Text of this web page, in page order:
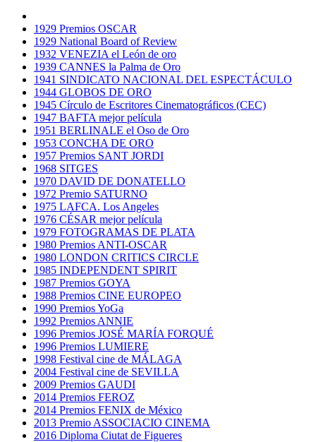
1929 Premios OSCAR
1929 National Board of Review
1932 VENEZIA el León de oro
1939 CANNES la Palma de Oro
1941 SINDICATO NACIONAL DEL ESPECTÁCULO
1944 GLOBOS DE ORO
1945 Círculo de Escritores Cinematográficos (CEC)
1947 BAFTA mejor película
1951 BERLINALE el Oso de Oro
1953 CONCHA DE ORO
1957 Premios SANT JORDI
1968 SITGES
1970 DAVID DE DONATELLO
1972 Premio SATURNO
1975 LAFCA. Los Angeles
1976 CÉSAR mejor película
1979 FOTOGRAMAS DE PLATA
1980 Premios ANTI-OSCAR
1980 LONDON CRITICS CIRCLE
1985 INDEPENDENT SPIRIT
1987 Premios GOYA
1988 Premios CINE EUROPEO
1990 Premios YoGa
1992 Premios ANNIE
1996 Premios JOSÉ MARÍA FORQUÉ
1996 Premios LUMIERE
1998 Festival cine de MÁLAGA
2004 Festival cine de SEVILLA
2009 Premios GAUDI
2014 Premios FEROZ
2014 Premios FENIX de México
2013 Premio ASSOCIACIO CINEMA
2016 Diploma Ciutat de Figueres